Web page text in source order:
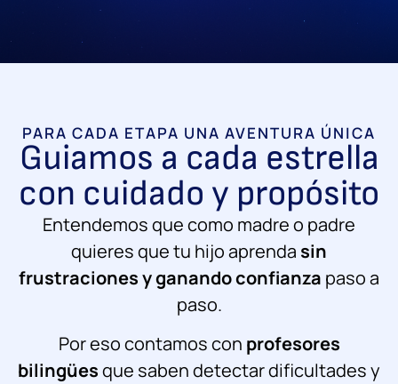
PARA CADA ETAPA UNA AVENTURA ÚNICA
Guiamos a cada estrella
con cuidado y propósito
Entendemos que como madre o padre
quieres que tu hijo aprenda sin
frustraciones y ganando confianza paso a
paso.
Por eso contamos con profesores
bilingüesque saben detectar dificultades y